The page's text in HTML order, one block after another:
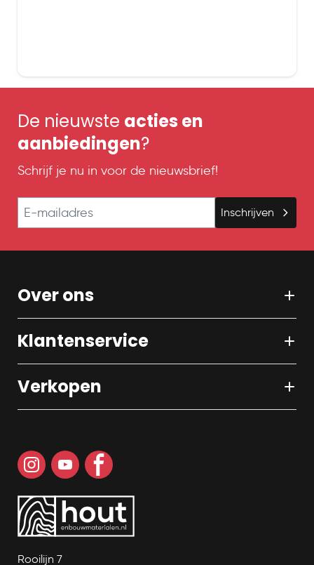
De nieuwste acties en
aanbiedingen?
Schrijf je nu in voor de nieuwsbrief!
E-mailadres
Inschrijven
Over ons
Klantenservice
Verkopen
Rooilijn 7